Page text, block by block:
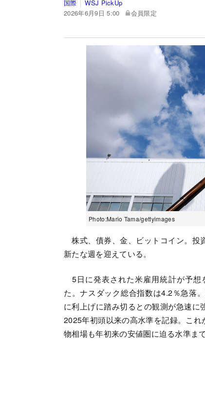
国際
WSJ PickUp
2026年6月9日 5:00
会員限定
Photo:Mario Tama/gettyimages
株式、債券、金、ビットコイン。投
新たな週を迎えている。
5日に発表された米雇用統計が予想
た。ナスダック総合指数は4.2％急落
に利上げに踏み切るとの観測が急速
2025年初頭以来の高水準を記録。こ
物相場も年初来の安値圏に迫る水準ま